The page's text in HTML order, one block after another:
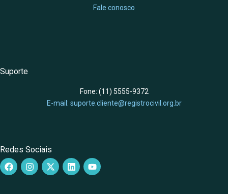
Fale conosco
Suporte
Fone: (11) 5555-9372
E-mail: suporte.cliente@registrocivil.org.br
Redes Sociais
F
a
I
n
X
-
L
i
Y
o